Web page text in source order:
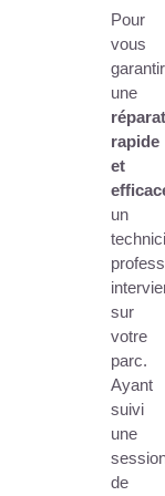
Pour
vous
garantir
une
rapide
et
un
sur
votre
parc.
Ayant
suivi
une
de